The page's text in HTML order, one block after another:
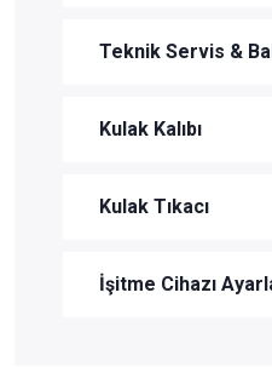
Teknik Servis &
Kulak Kalıbı
Kulak Tıkacı
İşitme Cihazı